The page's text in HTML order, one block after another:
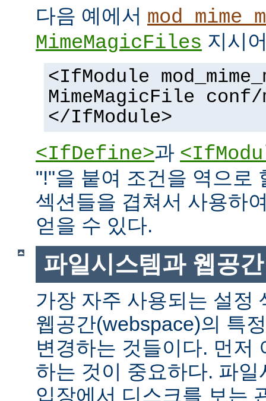
다음 예에서
MimeMagicFiles 지시
<IfModule
MimeMagicFile conf/
</IfModule>
<IfDefine>과
"!"을 붙여 조건을 역으로
섹션들을 겹쳐서 사용하
얻을 수 있다.
파일시스템과 웹공간
가장 자주 사용되는 설정
웹공간(webspace)의 특
변경하는 것들이다. 먼저
하는 것이 중요하다. 파
입장에서 디스크를 보는